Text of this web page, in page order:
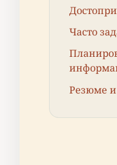
Часто
Резюме